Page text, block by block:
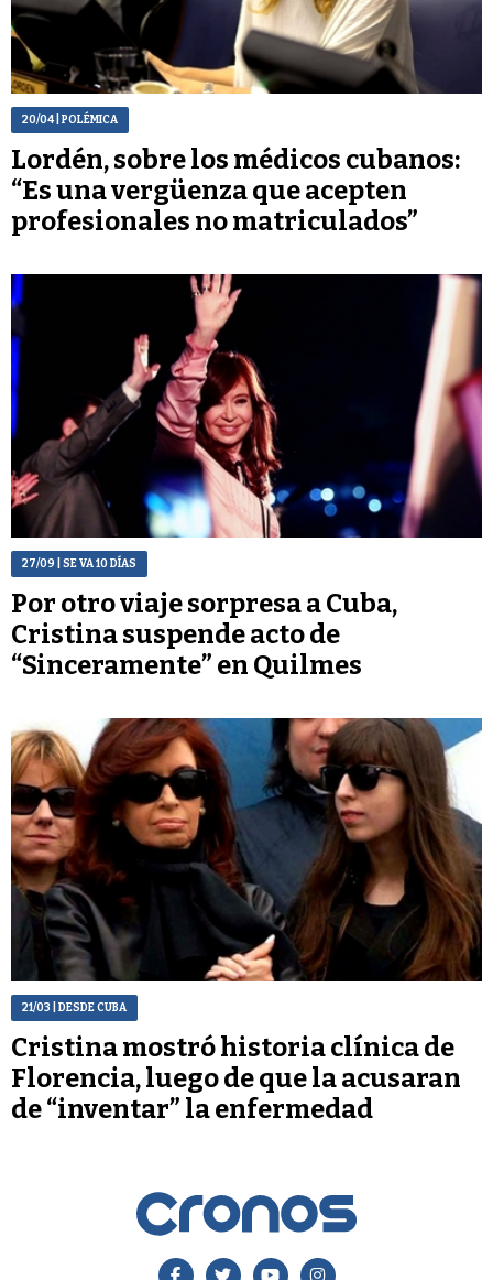
20/04| POLÉMICA
Lordén, sobre los médicos cubanos:
“Es una vergüenza que acepten
profesionales no matriculados”
27/09 | SE VA 10 DÍAS
Por otro viaje sorpresa a Cuba,
Cristina suspende acto de
“Sinceramente” en Quilmes
21/03 | DESDE CUBA
Cristina mostró historia clínica de
Florencia, luego de que la acusaran
de “inventar” la enfermedad